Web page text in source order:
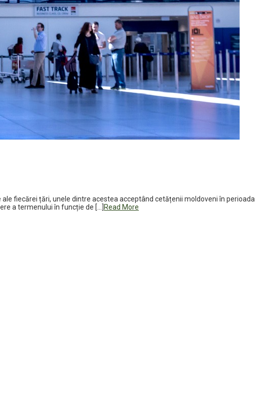
fiecărei țări, unele dintre acestea acceptând cetățenii moldoveni în perioada
a termenului în funcție de […] Read More